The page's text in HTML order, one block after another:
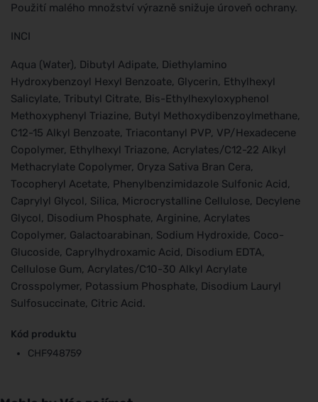
Použití malého množství výrazně snižuje úroveň ochrany.
INCI
Aqua (Water), Dibutyl Adipate, Diethylamino
Hydroxybenzoyl Hexyl Benzoate, Glycerin, Ethylhexyl
Salicylate, Tributyl Citrate, Bis-Ethylhexyloxyphenol
Methoxyphenyl Triazine, Butyl Methoxydibenzoylmethane,
C12-15 Alkyl Benzoate, Triacontanyl PVP, VP/Hexadecene
Copolymer, Ethylhexyl Triazone, Acrylates/C12-22 Alkyl
Methacrylate Copolymer, Oryza Sativa Bran Cera,
Tocopheryl Acetate, Phenylbenzimidazole Sulfonic Acid,
Caprylyl Glycol, Silica, Microcrystalline Cellulose, Decylene
Glycol, Disodium Phosphate, Arginine, Acrylates
Copolymer, Galactoarabinan, Sodium Hydroxide, Coco-
Glucoside, Caprylhydroxamic Acid, Disodium EDTA,
Cellulose Gum, Acrylates/C10-30 Alkyl Acrylate
Crosspolymer, Potassium Phosphate, Disodium Lauryl
Sulfosuccinate, Citric Acid.
Kód produktu
CHF948759